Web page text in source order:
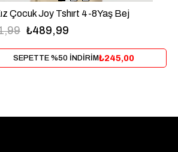
Çocuk Joy Tshırt 4-8Yaş Bej
₺489,99
SEPETTE %50 İNDİRİM₺245,00